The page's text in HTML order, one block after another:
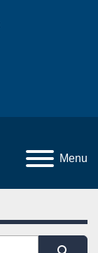
Menu